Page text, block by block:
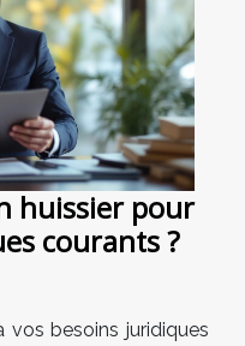
huissier pour
courants ?
vos besoins juridiques